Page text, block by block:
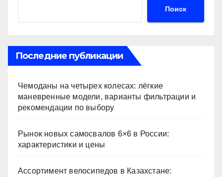
ki
ть
Поиск
Последние публикации
Чемоданы на четырех колесах: лёгкие
маневренные модели, варианты фильтрации и
рекомендации по выбору
Рынок новых самосвалов 6×6 в России:
характеристики и цены
Ассортимент велосипедов в Казахстане: